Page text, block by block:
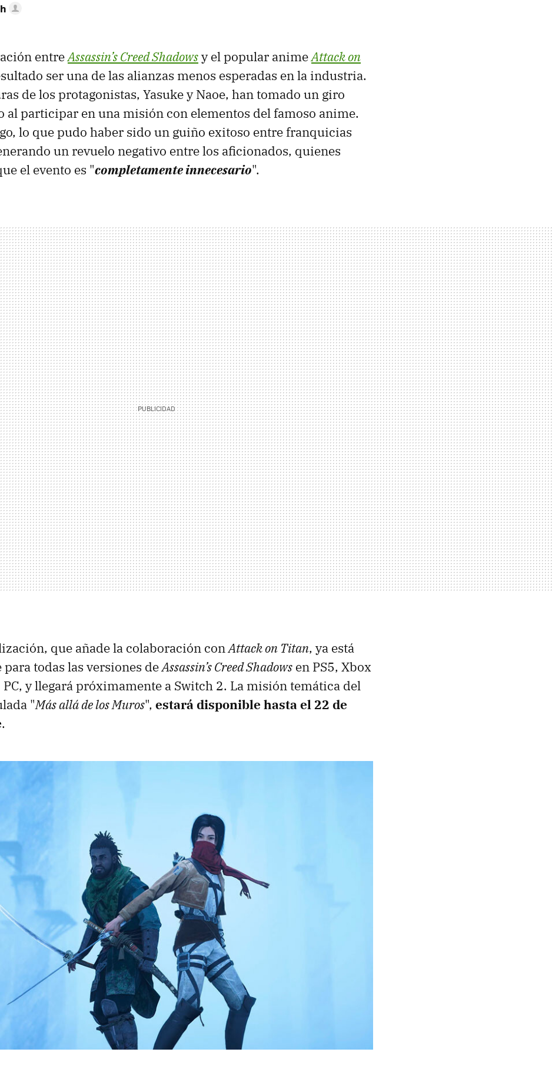
entreAssassin’s Creed Shadowsy el popular animeAttack on
ser una de las alianzas menos esperadas en la industria.
de los protagonistas, Yasuke y Naoe, han tomado un giro
al participar en una misión con elementos del famoso anime.
lo que pudo haber sido un guiño exitoso entre franquicias
un revuelo negativo entre los aficionados, quienes
el evento es "completamente innecesario".
que añade la colaboración conAttack on Titan, ya está
todas las versiones deAssassin’s Creed Shadows en PS5, Xbox
PC, y llegará próximamente a Switch 2. La misión temática del
"Más allá de los Muros", estará disponible hasta el 22 de
.